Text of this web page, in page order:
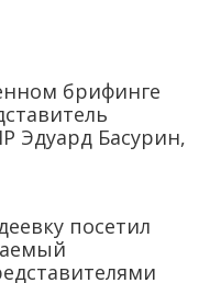
брифинге
Эдуард Басурин,
посетил